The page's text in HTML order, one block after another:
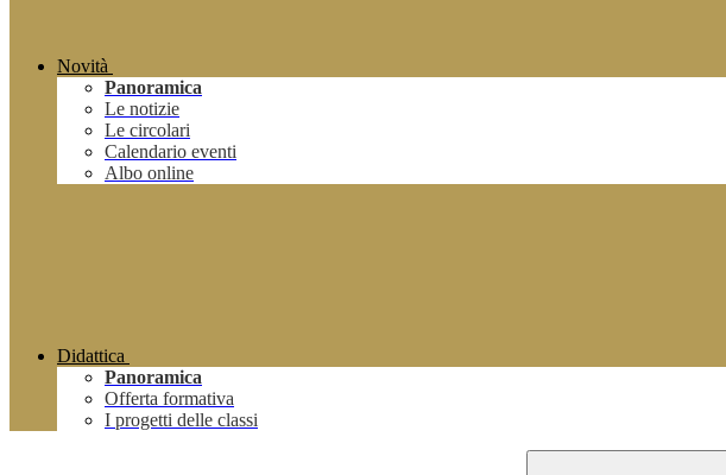
Novità
Panoramica
Le notizie
Le circolari
Calendario eventi
Albo online
Didattica
Panoramica
Offerta formativa
I progetti delle classi